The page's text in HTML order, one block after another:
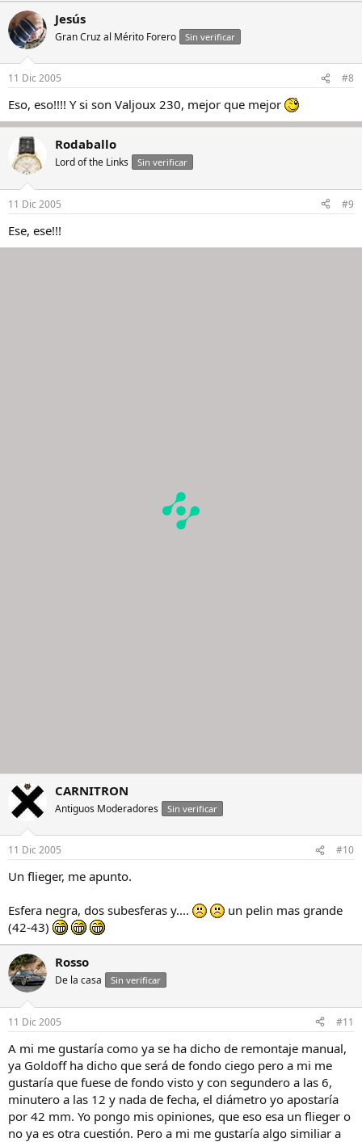
Jesús
Gran Cruz al Mérito Forero Sin verificar
11 Dic 2005 #8
Eso, eso!!!! Y si son Valjoux 230, mejor que mejor
Rodaballo
Lord of the Links Sin verificar
11 Dic 2005 #9
Ese, ese!!!
CARNITRON
Antiguos Moderadores Sin verificar
11 Dic 2005 #10
Un flieger, me apunto.
Esfera negra, dos subesferas y....
un pelin mas grande
(42-43)
Rosso
De la casa Sin verificar
11 Dic 2005 #11
A mi me gustaría como ya se ha dicho de remontaje manual,
ya Goldoff ha dicho que será de fondo ciego pero a mi me
gustaría que fuese de fondo visto y con segundero a las 6,
minutero a las 12 y nada de fecha, el diámetro yo apostaría
por 42 mm. Yo pongo mis opiniones, que eso esa un flieger o
no ya es otra cuestión. Pero a mi me gustaría algo similiar a